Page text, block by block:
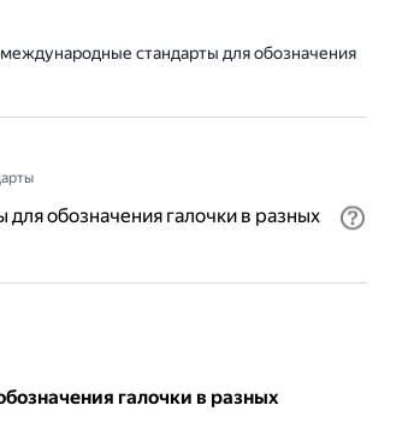
стандарты для обозначения
обозначения галочки в разных
галочки в разных